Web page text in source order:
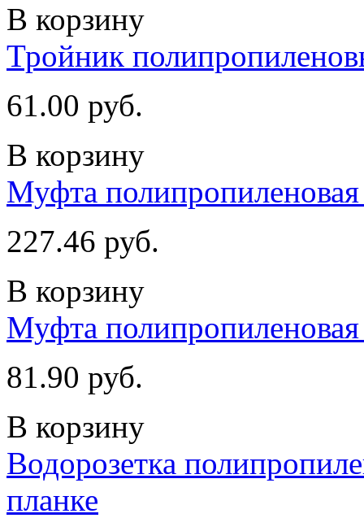
В корзину
Тройник
61.00 руб.
В корзину
Муфта
227.46 руб.
В корзину
Муфта
81.90 руб.
В корзину
Водорозетка
планке